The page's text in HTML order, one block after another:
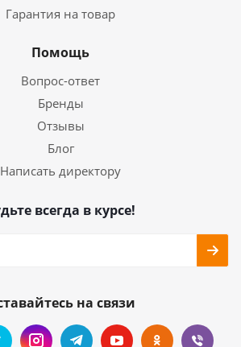
Гарантия на товар
Помощь
Вопрос-ответ
Бренды
Отзывы
Блог
Написать директору
всегда в курсе!
на связи